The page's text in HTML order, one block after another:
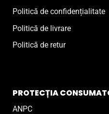
Politică de confidențialitate
Politică de livrare
Politică de retur
PROTECȚIA
ANPC